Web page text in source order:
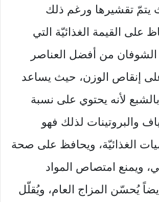
يتمّ تقشيرها ورغم ذلك
على القيمة الغذائيّة التي
الشوفان من أفضل العناصر
إنقاص الوزن، حيث يساعد
لأنه يحتوي على نسبة
والبروتينات لذلك فهو
الغذائيّة، ويحافظ على صحة
ويمنع امتصاص المواد
يُحسّن المزاج العام، ويُقلّل